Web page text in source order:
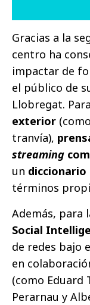
Gracias a la
centro ha
impactar de
el público de
Llobregat.
exterior
tranvía),
streaming
un diccionario
términos
Además, para
Social
de redes bajo
en
(como Eduard
Perarnau y